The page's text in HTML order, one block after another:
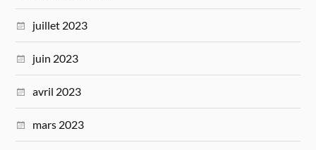
juillet 2023
juin 2023
avril 2023
mars 2023